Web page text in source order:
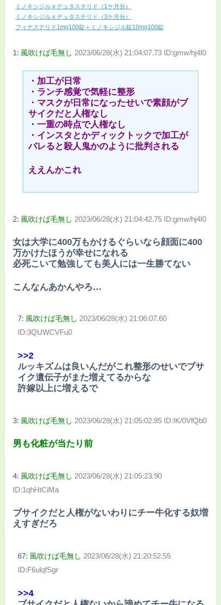
ミノキシジル x デュタステリド（1ケ月分）
ミノキシジル x デュタステリド（3ケ月分）
フィナステリド1mg100錠＋ミノキシジル錠10mg100錠
1: 風吹けば毛無し 2023/06/28(水) 21:04:07.73 ID:gmw/hj4I0
・加工が日常
・ランチ感覚で気軽に整形
・マスクが日常になったせいで素顔がブ
サイクだと人権なし
・一重の時点で人権なし
・インスタとかディックトックで加工が
バレると殺人鬼かのように批判される
ええんかこれ
2: 風吹けば毛無し 2023/06/28(水) 21:04:42.75 ID:gmw/hj4I0
女は大学に400万もかけるぐらいなら顔面に400
万かけたほうが幸せになれる
必死こいて勉強しても美人には一生勝てない
こんなんあかんやろ…
7: 風吹けば毛無し 2023/06/28(水) 21:06:07.60
ID:3QUWCVFu0
>>2
ルッキズムは良いんだがこれ整形のせいでブサ
イク遺伝子がまた増えてるからな
許嫁以上に増えるで
3: 風吹けば毛無し 2023/06/28(水) 21:05:02.85 ID:IK/0VfQb0
男も化粧が当たり前
4: 風吹けば毛無し 2023/06/28(水) 21:05:23.90
ID:1qhHtCiMa
ブサイクだと人権がないわりにチー牛化する奴増
えすぎだろ
67: 風吹けば毛無し 2023/06/28(水) 21:20:52.55
ID:F6ulqfSgr
>>4